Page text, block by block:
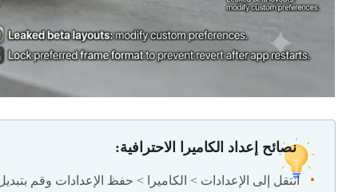
نصائح إعداد الكاميرا الاحترافية:
انتقل إلى الإعدادات > الكاميرا > حفظ الإعدادات وقم